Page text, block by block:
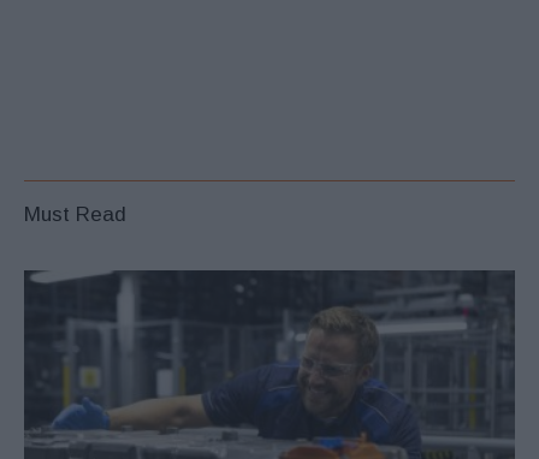
Must Read